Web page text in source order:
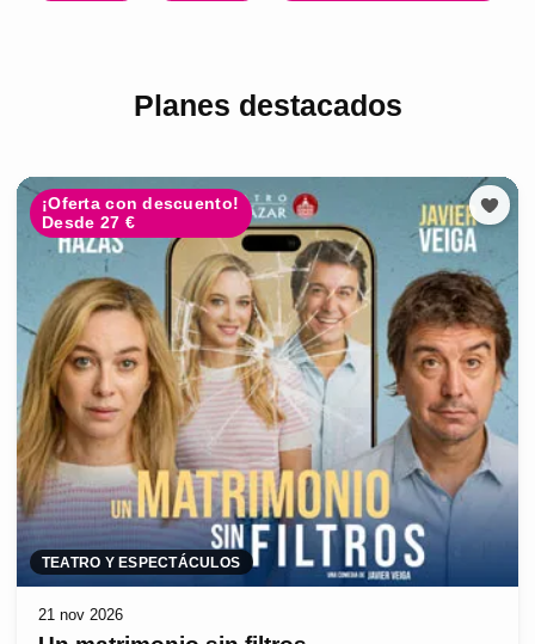
Planes destacados
¡Oferta con descuento!
Desde 27 €
TEATRO Y ESPECTÁCULOS
21 nov 2026